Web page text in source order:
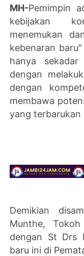
MH-Pemimpin
kebijakan
menemukan
kebenaran
hanya
dengan
dengan
membawa
yang terbarukan
Demikian
Munthe,
dengan St Drs
baru ini di